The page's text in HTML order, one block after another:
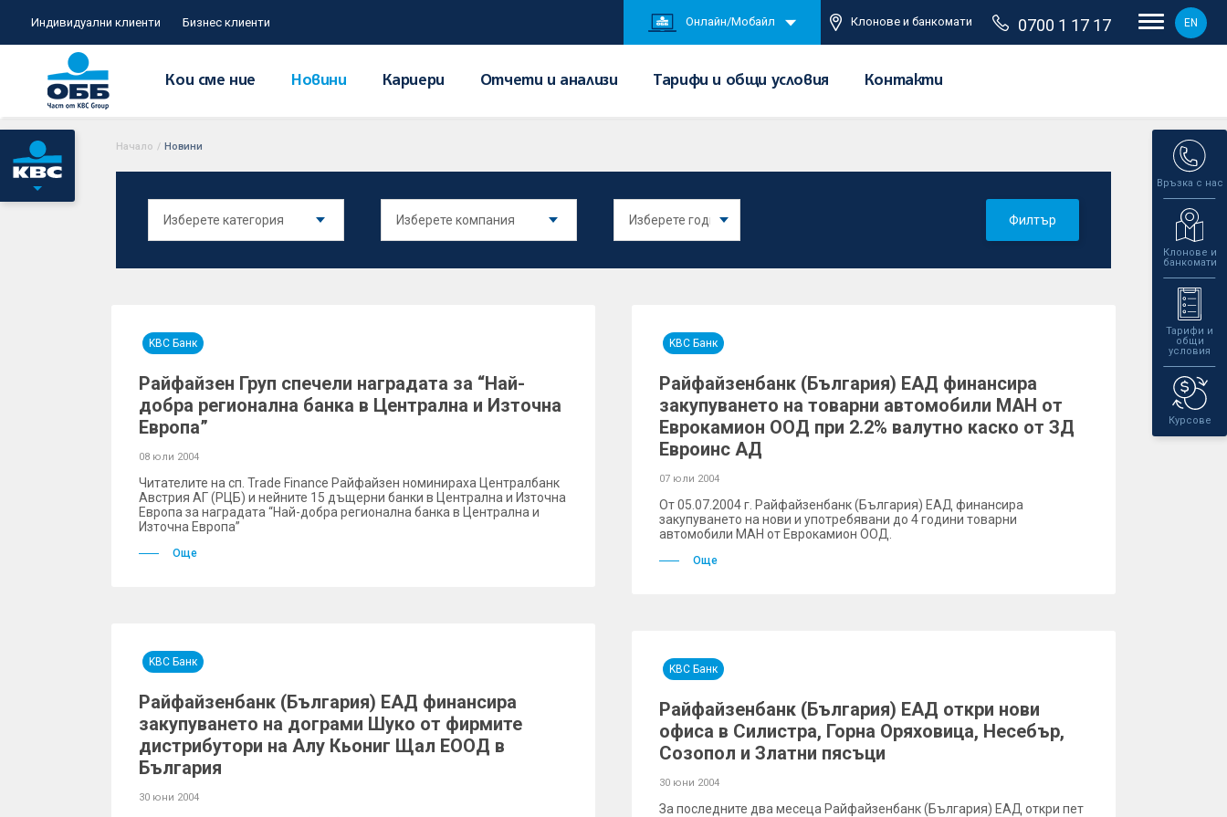
Индивидуални клиенти Бизнес клиенти Онлайн/Мобайл Клонове и банкомати 0700 1 17 17 EN
Кои сме ние Новини Кариери Отчети и анализи Тарифи и общи условия Контакти
Връзка с нас
Клонове и
банкомати
Тарифи и
общи
условия
Курсове
Начало / Новини
Филтър
KBC Банк
Райфайзен Груп спечели наградата за “Най-
добра регионална банка в Централна и Източна
Европа”
08 юли 2004
Читателите на сп. Trade Finance Райфайзен номинираха Централбанк
Австрия АГ (РЦБ) и нейните 15 дъщерни банки в Централна и Източна
Европа за наградата “Най-добра регионална банка в Централна и
Източна Европа”
Още
KBC Банк
Райфайзенбанк (България) ЕАД финансира
закупуването на товарни автомобили МАН от
Еврокамион ООД при 2.2% валутно каско от ЗД
Евроинс АД
07 юли 2004
От 05.07.2004 г. Райфайзенбанк (България) ЕАД финансира
закупуването на нови и употребявани до 4 години товарни
автомобили МАН от Еврокамион ООД.
Още
KBC Банк
Райфайзенбанк (България) ЕАД финансира
закупуването на дограми Шуко от фирмите
дистрибутори на Алу Кьониг Щал ЕООД в
България
30 юни 2004
KBC Банк
Райфайзенбанк (България) ЕАД откри нови
офиса в Силистра, Горна Оряховица, Несебър,
Созопол и Златни пясъци
30 юни 2004
За последните два месеца Райфайзенбанк (България) ЕАД откри пет